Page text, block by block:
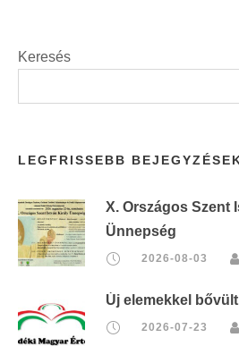
Keresés
LEGFRISSEBB
X. Országos Szent
Ünnepség
2026-08-03
Új elemekkel
2026-07-23